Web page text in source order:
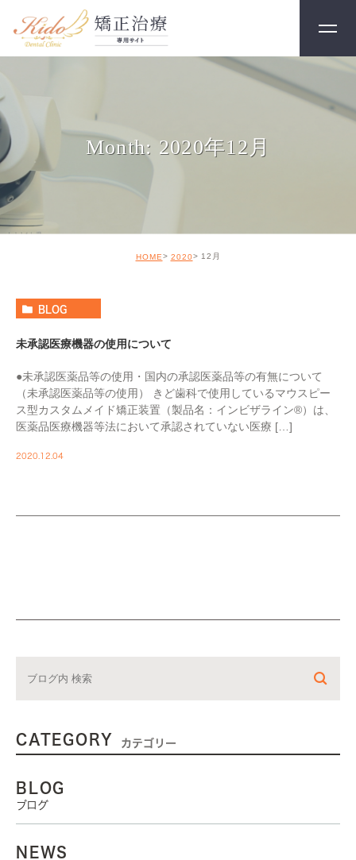
Month: 2020年12月
HOME 2020 12月
BLOG
未承認医療機器の使用について
●未承認医薬品等の使用・国内の承認医薬品等の有無について
（未承認医薬品等の使用） きど歯科で使用しているマウスピー
ス型カスタムメイド矯正装置（製品名：インビザライン®）は、
医薬品医療機器等法において承認されていない医療 […]
2020.12.04
CATEGORY カテゴリー
BLOG
ブログ
NEWS